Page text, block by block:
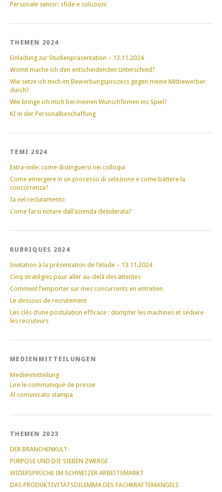
Personale senior: sfide e soluzioni
THEMEN 2024
Einladung zur Studienpräsentation – 13.11.2024
Womit mache ich den entscheidenden Unterschied?
Wie setze ich mich im Bewerbungsprozess gegen meine Mitbewerber
durch?
Wie bringe ich mich bei meinen Wunschfirmen ins Spiel?
KI in der Personalbeschaffung
TEMI 2024
Extra-mile: come distinguersi nei colloqui
Come emergere in un processo di selezione e come battere la
concorrenza?
Ia nel reclutamento
Come farsi notare dall’azienda desiderata?
RUBRIQUES 2024
Invitation à la présentation de l’étude – 13.11.2024
Cinq stratégies pour aller au-delà des attentes
Comment l’emporter sur mes concurrents en entretien
Le dessous de recrutement
Les clés d’une postulation efficace : dompter les machines et séduire
les recruteurs
MEDIENMITTEILUNGEN
Medienmitteilung
Lire le communiqué de presse
Al comunicato stampa
THEMEN 2023
DER BRANCHENKULT
PURPOSE UND DIE SIEBEN ZWERGE
WIDERSPRÜCHE IM SCHWEIZER ARBEITSMARKT
DAS PRODUKTIVITÄTSDILEMMA DES FACHKRÄFTEMANGELS